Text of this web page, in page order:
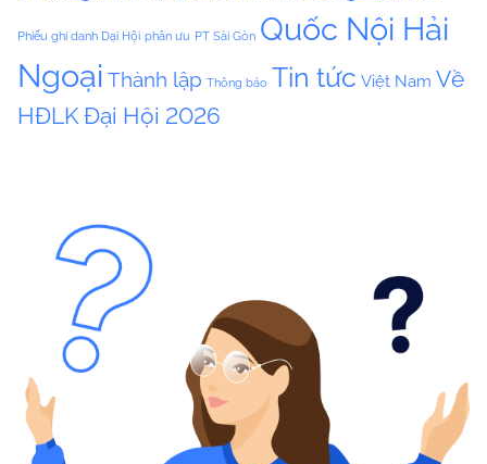
sPhiếu ghi danh Dại Hội phân ưu PT Sài Gòn Quốc Nội Hải
Ngoại Thành lập Thông báo Tin tức Việt Nam Về
HĐLKĐại Hội 2026